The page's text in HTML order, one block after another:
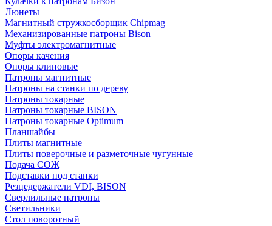
Люнеты
Магнитный стружкосборщик Chipmag
Механизированные патроны Bison
Муфты электромагнитные
Опоры качения
Опоры клиновые
Патроны магнитные
Патроны на станки по дереву
Патроны токарные
Патроны токарные BISON
Патроны токарные Optimum
Планшайбы
Плиты магнитные
Плиты поверочные и разметочные чугунные
Подача СОЖ
Подставки под станки
Резцедержатели VDI, BISON
Сверлильные патроны
Светильники
Стол поворотный